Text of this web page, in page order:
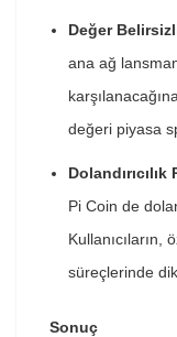
Değer
ana ağ
değeri piyasa
Dolandırıcılık
Pi Coin de
Kullanıcıların,
süreçlerinde
Sonuç